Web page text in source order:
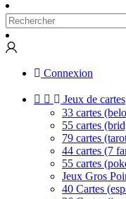
Connexion
 
Jeux de cartes
33 cartes
55 cartes
79 cartes
44 cartes (7
55 cartes
Jeux Gros
40 Cartes